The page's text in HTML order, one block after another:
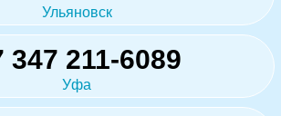
Ульяновск
347 211-6089
Уфа